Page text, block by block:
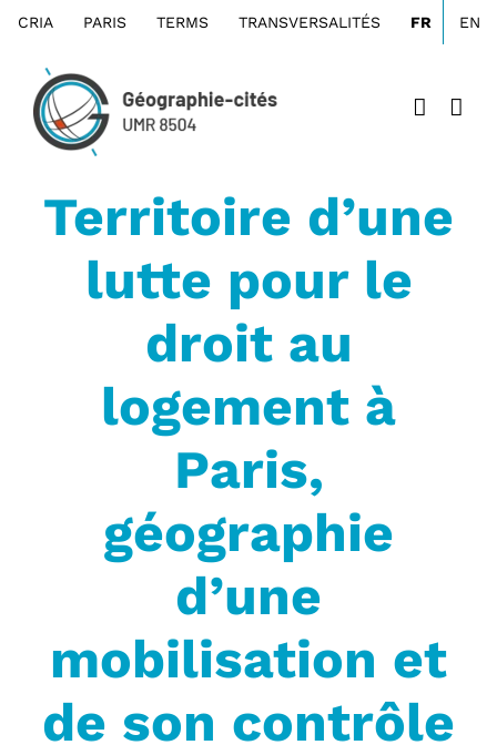
auCRIA PARIS TERMS TRANSVERSALITÉS FR EN
Territoire d’une
lutte pour le
droit au
logement à
Paris,
géographie
d’une
mobilisation et
de son contrôle